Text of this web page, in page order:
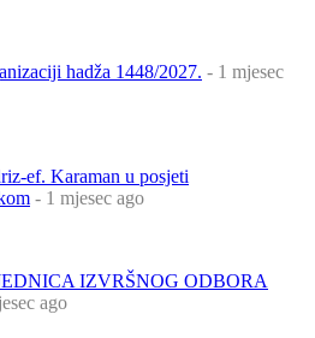
hadža 1448/2027. - 1 mjesec
ef. Karaman u posjeti
- 1 mjesec ago
IZVRŠNOG ODBORA
ago